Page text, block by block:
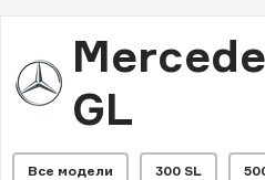
GL
Все модели 300 SL